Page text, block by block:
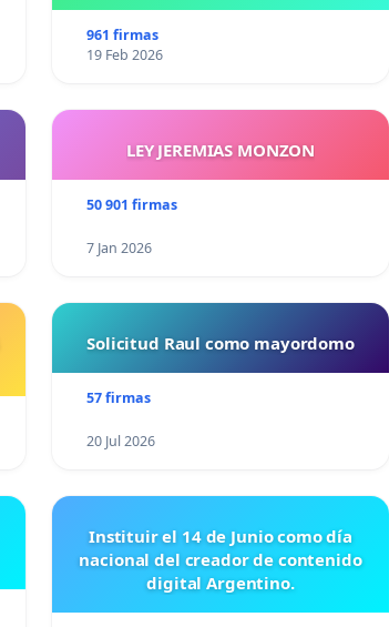
961 firmas
19 Feb 2026
LEY JEREMIAS MONZON
50 901 firmas
7 Jan 2026
Solicitud Raul como mayordomo
57 firmas
20 Jul 2026
Instituir el 14 de Junio como día
nacional del creador de contenido
digital Argentino.